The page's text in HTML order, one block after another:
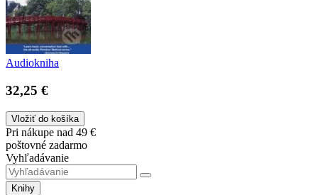
Audiokniha
32,25 €
Vložiť do košíka
Pri nákupe nad 49 €
poštovné zadarmo
Vyhľadávanie
Knihy